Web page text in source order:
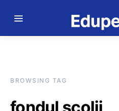
BROWSING TAG